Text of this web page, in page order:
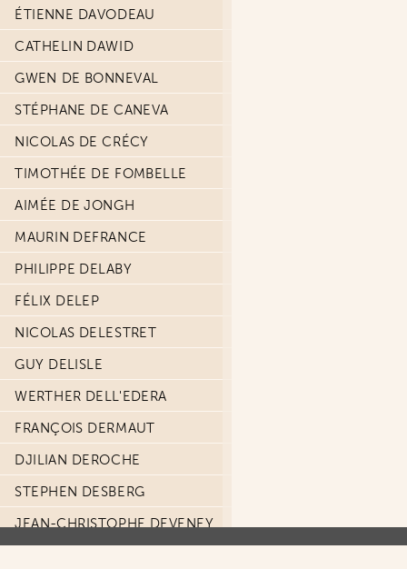
ÉTIENNE DAVODEAU
CATHELIN DAWID
GWEN DE BONNEVAL
STÉPHANE DE CANEVA
NICOLAS DE CRÉCY
TIMOTHÉE DE FOMBELLE
AIMÉE DE JONGH
MAURIN DEFRANCE
PHILIPPE DELABY
FÉLIX DELEP
NICOLAS DELESTRET
GUY DELISLE
WERTHER DELL'EDERA
FRANÇOIS DERMAUT
DJILIAN DEROCHE
STEPHEN DESBERG
JEAN-CHRISTOPHE DEVENEY